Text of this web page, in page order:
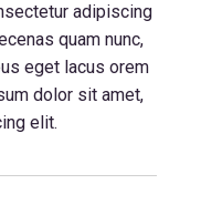
adipiscing
quam nunc,
eget lacus orem
dolor sit amet,
elit.